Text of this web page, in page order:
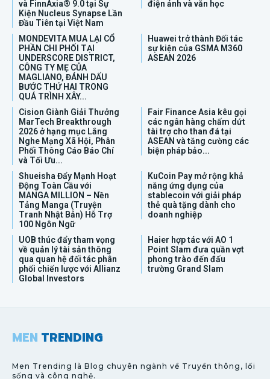
và FinnAxia® 9.0 tại Sự
Kiện Nucleus Synapse Lần
Đầu Tiên tại Việt Nam
điện ảnh và văn học
MONDEVITA MUA LẠI CỔ
PHẦN CHI PHỐI TẠI
UNDERSCORE DISTRICT,
CÔNG TY MẸ CỦA
MAGLIANO, ĐÁNH DẤU
BƯỚC THỨ HAI TRONG
QUÁ TRÌNH XÂY...
Huawei trở thành Đối tác
sự kiện của GSMA M360
ASEAN 2026
Cision Giành Giải Thưởng
MarTech Breakthrough
2026 ở hạng mục Lắng
Nghe Mạng Xã Hội, Phân
Phối Thông Cáo Báo Chí
và Tối Ưu...
Fair Finance Asia kêu gọi
các ngân hàng chấm dứt
tài trợ cho than đá tại
ASEAN và tăng cường các
biện pháp bảo...
Shueisha Đẩy Mạnh Hoạt
Động Toàn Cầu với
MANGA MILLION – Nền
Tảng Manga (Truyện
Tranh Nhật Bản) Hỗ Trợ
100 Ngôn Ngữ
KuCoin Pay mở rộng khả
năng ứng dụng của
stablecoin với giải pháp
thẻ quà tặng dành cho
doanh nghiệp
UOB thúc đẩy tham vọng
về quản lý tài sản thông
qua quan hệ đối tác phân
phối chiến lược với Allianz
Global Investors
Haier hợp tác với AO 1
Point Slam đưa quần vợt
phong trào đến đấu
trường Grand Slam
MEN TRENDING
Men Trending là Blog chuyên ngành về Truyền thông, lối
sống và công nghệ.